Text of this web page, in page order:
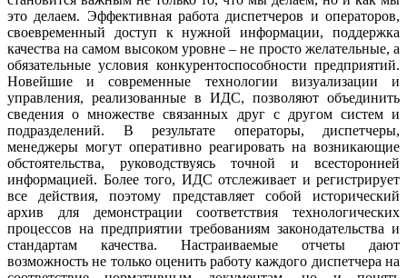
это делаем. Эффективная работа диспетчеров и операторов,
своевременный доступ к нужной информации, поддержка
качества на самом высоком уровне – не просто желательные, а
обязательные условия конкурентоспособности предприятий.
Новейшие и современные технологии визуализации и
управления, реализованные в ИДС, позволяют объединить
сведения о множестве связанных друг с другом систем и
подразделений. В результате операторы, диспетчеры,
менеджеры могут оперативно реагировать на возникающие
обстоятельства, руководствуясь точной и всесторонней
информацией. Более того, ИДС отслеживает и регистрирует
все действия, поэтому представляет собой исторический
архив для демонстрации соответствия технологических
процессов на предприятии требованиям законодательства и
стандартам качества. Настраиваемые отчеты дают
возможность не только оценить работу каждого диспетчера на